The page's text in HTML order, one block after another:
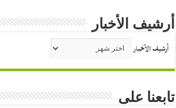
أرشيف الأخبار
أرشيف الأخبار
تابعنا على